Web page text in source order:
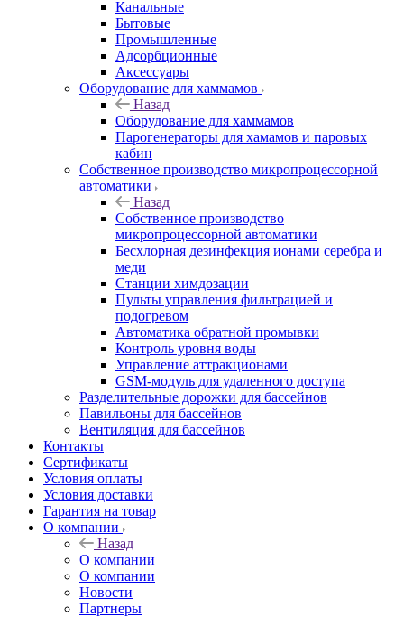
Канальные
Бытовые
Промышленные
Адсорбционные
Аксессуары
Оборудование для хаммамов
Назад
Оборудование для хаммамов
Парогенераторы для хамамов и паровых
кабин
Собственное производство микропроцессорной
автоматики
Назад
Собственное производство
микропроцессорной автоматики
Беcхлорная дезинфекция ионами серебра и
меди
Станции химдозации
Пульты управления фильтрацией и
подогревом
Автоматика обратной промывки
Контроль уровня воды
Управление аттракционами
GSM-модуль для удаленного доступа
Разделительные дорожки для бассейнов
Павильоны для бассейнов
Вентиляция для бассейнов
Контакты
Сертификаты
Условия оплаты
Условия доставки
Гарантия на товар
О компании
Назад
О компании
О компании
Новости
Партнеры